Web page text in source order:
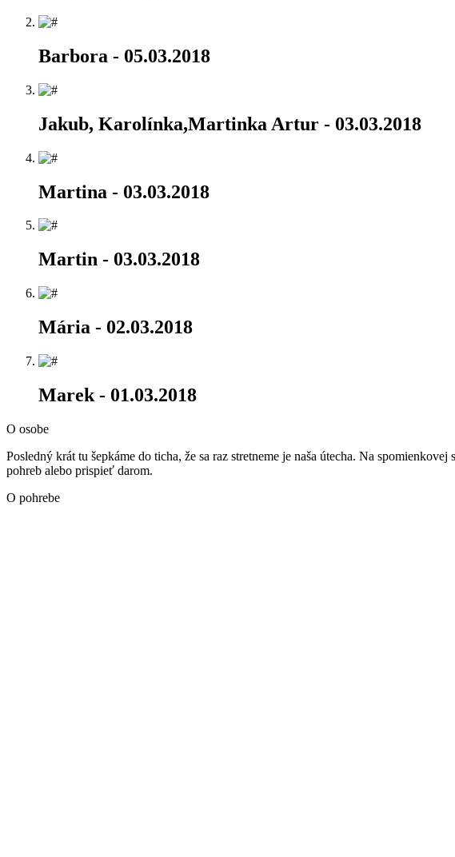
Barbora - 05.03.2018
Jakub, Karolínka,Martinka Artur - 03.03.2018
Martina - 03.03.2018
Martin - 03.03.2018
Mária - 02.03.2018
Marek - 01.03.2018
O osobe
Posledný krát tu šepkáme do ticha, že sa raz stretneme je naša útecha. Na
pohreb alebo prispieť darom.
O pohrebe